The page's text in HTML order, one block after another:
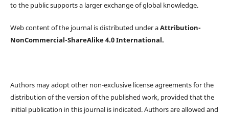
to the public supports a larger exchange of global knowledge.
Web content of the journal is distributed under aAttribution-
NonCommercial-ShareAlike 4.0 International.
Authors may adopt other non-exclusive license agreements for the
distribution of the version of the published work, provided that the
initial publication in this journal is indicated. Authors are allowed and